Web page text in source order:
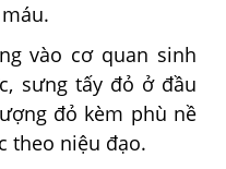
vào cơ quan sinh
sưng tấy đỏ ở đầu
đỏ kèm phù nề
theo niệu đạo.